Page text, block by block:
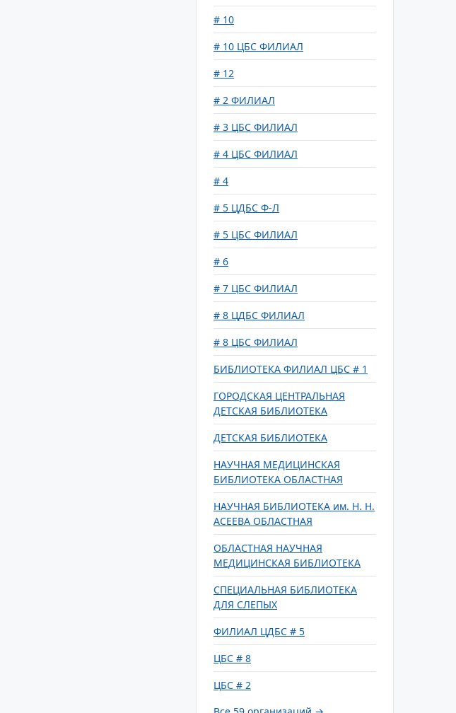
# 10
# 10 ЦБС ФИЛИАЛ
# 12
# 2 ФИЛИАЛ
# 3 ЦБС ФИЛИАЛ
# 4 ЦБС ФИЛИАЛ
# 4
# 5 ЦДБС Ф-Л
# 5 ЦБС ФИЛИАЛ
# 6
# 7 ЦБС ФИЛИАЛ
# 8 ЦДБС ФИЛИАЛ
# 8 ЦБС ФИЛИАЛ
БИБЛИОТЕКА ФИЛИАЛ ЦБС # 1
ГОРОДСКАЯ ЦЕНТРАЛЬНАЯ
ДЕТСКАЯ БИБЛИОТЕКА
ДЕТСКАЯ БИБЛИОТЕКА
НАУЧНАЯ МЕДИЦИНСКАЯ
БИБЛИОТЕКА ОБЛАСТНАЯ
НАУЧНАЯ БИБЛИОТЕКА им. Н. Н.
АСЕЕВА ОБЛАСТНАЯ
ОБЛАСТНАЯ НАУЧНАЯ
МЕДИЦИНСКАЯ БИБЛИОТЕКА
СПЕЦИАЛЬНАЯ БИБЛИОТЕКА
ДЛЯ СЛЕПЫХ
ФИЛИАЛ ЦДБС # 5
ЦБС # 8
ЦБС # 2